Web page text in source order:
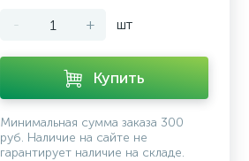
- + шт
Купить
Минимальная сумма заказа 300
руб. Наличие на сайте не
гарантирует наличие на складе.